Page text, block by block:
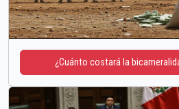
¿Cuánto costará la